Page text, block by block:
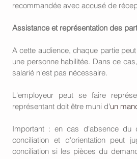
recommandée avec accusé de
Assistance et représentation des
A cette audience, chaque partie
une personne habilitée. Dans ce
salarié n'est pas nécessaire.
L'employeur peut se faire
représentant doit être muni d'un
Important : en cas d'absence du
conciliation et d'orientation peut
conciliation si les pièces du